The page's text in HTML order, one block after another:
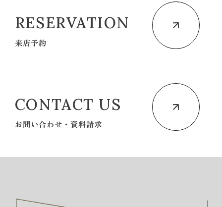
RESERVATION
来店予約
CONTACT US
お問い合わせ・資料請求